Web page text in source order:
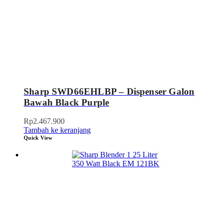
Sharp SWD66EHLBP – Dispenser Galon
Bawah Black Purple
Rp2.467.900
Tambah ke keranjang
Quick View